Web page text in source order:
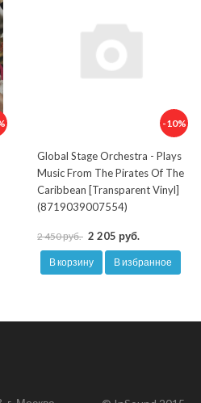
-10%
Global Stage Orchestra - Plays
Music From The Pirates Of The
Caribbean [Transparent Vinyl]
(8719039007554)
2 450 руб. 2 205 руб.
В корзину В избранное